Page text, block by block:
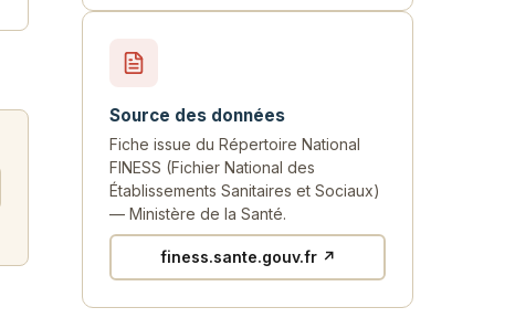
Source des données
Fiche issue du Répertoire National
FINESS (Fichier National des
Établissements Sanitaires et Sociaux)
— Ministère de la Santé.
finess.sante.gouv.fr ↗